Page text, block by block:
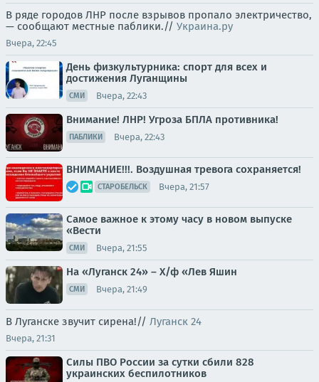
В ряде городов ЛНР после взрывов пропало электричество,
— сообщают местные паблики.// Украина.ру
Вчера, 22:45
День физкультурника: спорт для всех и
достижения Луганщины
СМИ Вчера, 22:43
Внимание! ЛНР! Угроза БПЛА противника!
ПАБЛИКИ Вчера, 22:43
ВНИМАНИЕ!!!. Воздушная тревога сохраняется!
СТАРОБЕЛЬСК Вчера, 21:57
Самое важное к этому часу в новом выпуске
«Вести
СМИ Вчера, 21:55
На «Луганск 24» – Х/ф «Лев Яшин
СМИ Вчера, 21:49
В Луганске звучит сирена!// Луганск 24
Вчера, 21:31
Силы ПВО России за сутки сбили 828
украинских беспилотников